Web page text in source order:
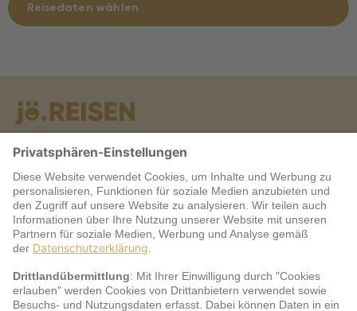
Reisedaten wählen
Warum jö?
Service
jö Bonus Club Partner